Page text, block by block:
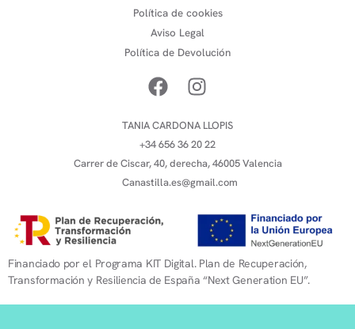
Política de cookies
Aviso Legal
Política de Devolución
TANIA CARDONA LLOPIS
+34 656 36 20 22
Carrer de Ciscar, 40, derecha, 46005 Valencia
Canastilla.es@gmail.com
Financiado por el Programa KIT Digital. Plan de Recuperación,
Transformación y Resiliencia de España “Next Generation EU”.